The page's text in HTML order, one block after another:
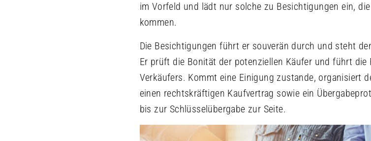
im Vorfeld und lädt nur solche zu Besichtigungen ein,
kommen.
Die Besichtigungen führt er souverän durch und steht
Er prüft die Bonität der potenziellen Käufer und führt die
Verkäufers. Kommt eine Einigung zustande, organisiert
einen rechtskräftigen Kaufvertrag sowie ein
bis zur Schlüsselübergabe zur Seite.